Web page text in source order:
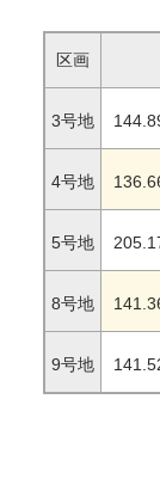
区画
3号地
4号地
5号地
8号地
9号地